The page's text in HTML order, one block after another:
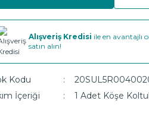
Alışveriş Kredisi ile en avantajlı
satın alın!
Kodu
İçeriği
1 Adet Köşe